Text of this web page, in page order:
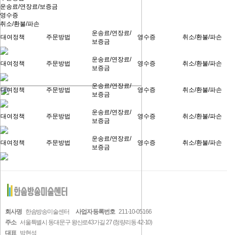
운송료/연장료/보증금
영수증
취소/환불/파손
대여정책
주문방법
운송료/연장료/
보증금
영수증 취소/환불/파손
대여정책 주문방법
운송료/연장료/
보증금
영수증 취소/환불/파손
대여정책 주문방법
운송료/연장료/
보증금
영수증 취소/환불/파손
대여정책 주문방법
운송료/연장료/
보증금
영수증 취소/환불/파손
대여정책 주문방법
운송료/연장료/
보증금
영수증 취소/환불/파손
회사명 한솜방송미술센터 사업자 등록번호 211-10-05166
주소 서울특별시 동대문구 왕산로43가길 27 (청량리동 42-10)
대표 박현석